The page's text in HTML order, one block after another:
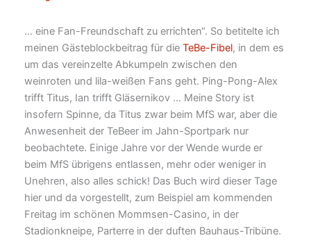
… eine Fan-Freundschaft zu errichten“. So betitelte ich
meinen Gästeblockbeitrag für die TeBe-Fibel, in dem es
um das vereinzelte Abkumpeln zwischen den
weinroten und lila-weißen Fans geht. Ping-Pong-Alex
trifft Titus, Ian trifft Gläsernikov … Meine Story ist
insofern Spinne, da Titus zwar beim MfS war, aber die
Anwesenheit der TeBeer im Jahn-Sportpark nur
beobachtete. Einige Jahre vor der Wende wurde er
beim MfS übrigens entlassen, mehr oder weniger in
Unehren, also alles schick! Das Buch wird dieser Tage
hier und da vorgestellt, zum Beispiel am kommenden
Freitag im schönen Mommsen-Casino, in der
Stadionkneipe, Parterre in der duften Bauhaus-Tribüne.